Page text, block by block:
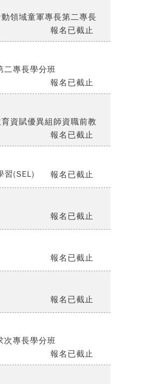
領域童軍專長第二專長
報名已截止
二專長學分班
報名已截止
資賦優異組師資職前教
報名已截止
習(SEL) 報名已截止
報名已截止
報名已截止
報名已截止
次專長學分班
報名已截止